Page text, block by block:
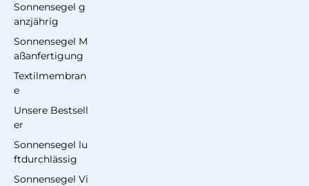
Sonnensegel g
anzjährig
Sonnensegel M
aßanfertigung
Textilmembran
e
Unsere Bestsell
er
Sonnensegel lu
ftdurchlässig
Sonnensegel Vi